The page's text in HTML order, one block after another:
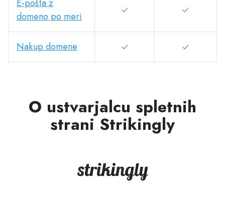
E-pošta z
domeno po meri
Nakup domene
O ustvarjalcu spletnih
strani Strikingly